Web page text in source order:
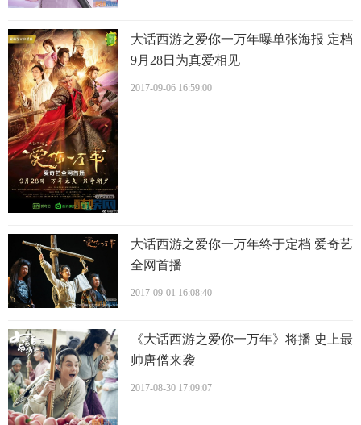
大话西游之爱你一万年曝单张海报 定档
9月28日为真爱相见
2017-09-06 16:59:00
大话西游之爱你一万年终于定档 爱奇艺
全网首播
2017-09-01 16:08:40
《大话西游之爱你一万年》将播 史上最
帅唐僧来袭
2017-08-30 17:09:07